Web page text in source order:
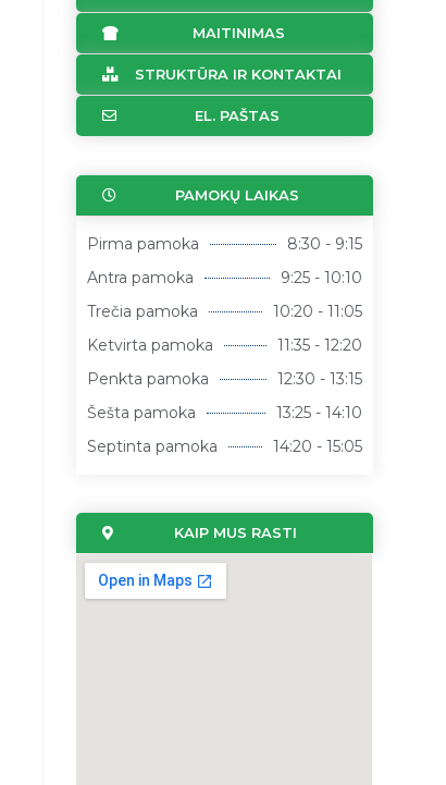
MAITINIMAS
STRUKTŪRA IR KONTAKTAI
EL. PAŠTAS
PAMOKŲ LAIKAS
Pirma pamoka
8:30 - 9:15
Antra pamoka
9:25 - 10:10
Trečia pamoka
10:20 - 11:05
Ketvirta pamoka
11:35 - 12:20
Penkta pamoka
12:30 - 13:15
Šešta pamoka
13:25 - 14:10
Septinta pamoka
14:20 - 15:05
KAIP MUS RASTI